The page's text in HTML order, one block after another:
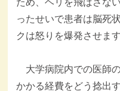
ため、ヘリを飛ばさな
ったせいで患者は脳死
クは怒りを爆発させます
大学病院内での医師
かかる経費をどう捻出